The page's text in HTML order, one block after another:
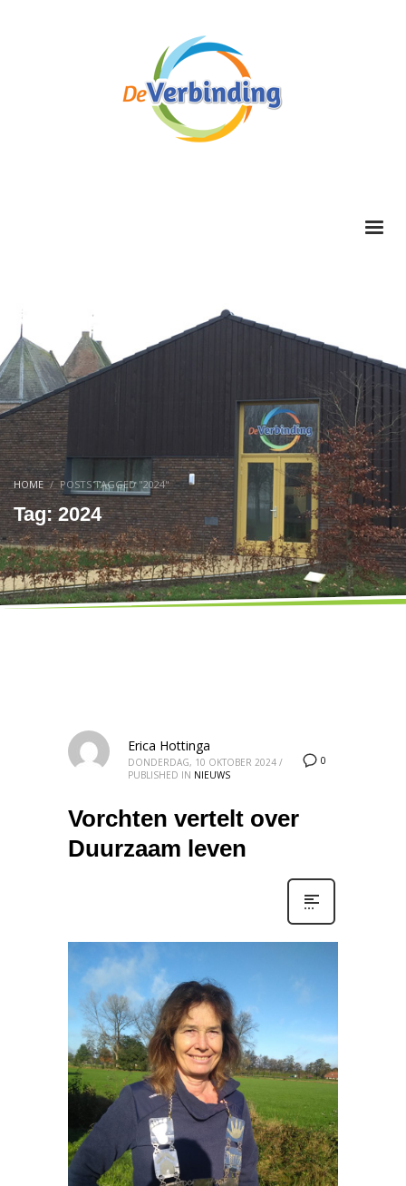
HOME POSTS TAGGED "2024"
Tag: 2024
0
Erica Hottinga
DONDERDAG, 10 OKTOBER 2024 /
PUBLISHED IN NIEUWS
Vorchten vertelt over
Duurzaam leven